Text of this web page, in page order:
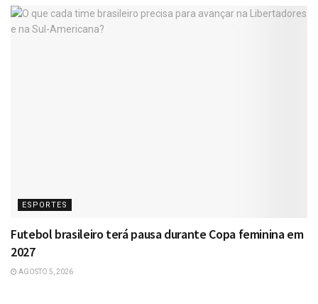
ESPORTES
Futebol brasileiro terá pausa durante Copa feminina em
2027
AGOSTO 5, 2026